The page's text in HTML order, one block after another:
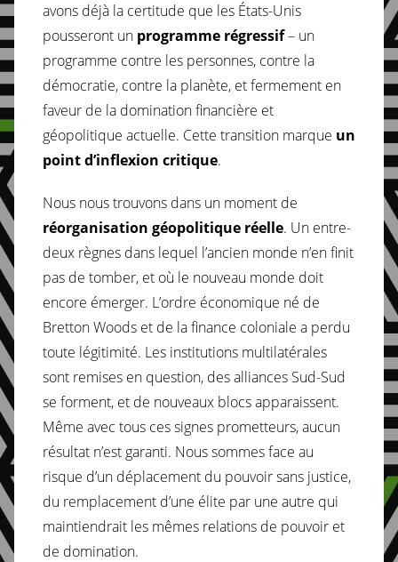
avons déjà la certitude que les États-Unis
pousseront un programme régressif– un
programme contre les personnes, contre la
démocratie, contre la planète, et fermement en
faveur de la domination financière et
géopolitique actuelle. Cette transition marque un
point d’inflexion critique.
Nous nous trouvons dans un moment de
réorganisation géopolitique réelle. Un entre-
deux règnes dans lequel l’ancien monde n’en finit
pas de tomber, et où le nouveau monde doit
encore émerger. L’ordre économique né de
Bretton Woods et de la finance coloniale a perdu
toute légitimité. Les institutions multilatérales
sont remises en question, des alliances Sud-Sud
se forment, et de nouveaux blocs apparaissent.
Même avec tous ces signes prometteurs, aucun
résultat n’est garanti. Nous sommes face au
risque d’un déplacement du pouvoir sans justice,
du remplacement d’une élite par une autre qui
maintiendrait les mêmes relations de pouvoir et
de domination.